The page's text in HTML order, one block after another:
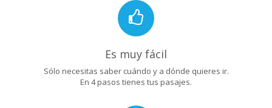
Es muy fácil
Sólo necesitas saber cuándo y a dónde quieres ir.
En 4 pasos tienes tus pasajes.